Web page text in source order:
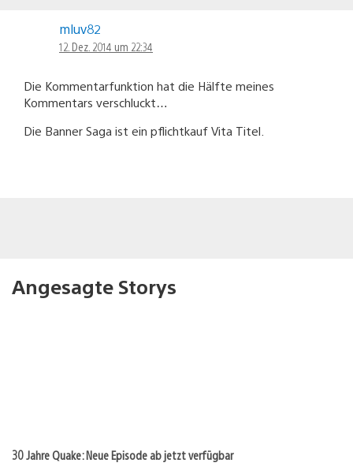
mluv82
12. Dez. 2014 um 22:34
Die Kommentarfunktion hat die Hälfte meines
Kommentars verschluckt…
Die Banner Saga ist ein pflichtkauf Vita Titel.
Angesagte Storys
30 Jahre Quake: Neue Episode ab jetzt verfügbar